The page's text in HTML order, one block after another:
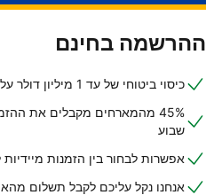
ההרשמה בחינם
כיסוי ביטוחי של עד 1 מיליון דולר על נזקי רכוש
45% מהמארחים מקבלים את
שבוע
אפשרות לבחור בין הזמנות
אנחנו נקל עליכם לקבל תשלום